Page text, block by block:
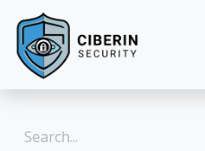
Skip to Content